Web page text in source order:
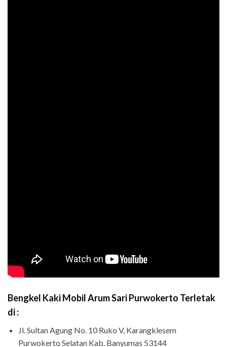
Bengkel Kaki Mobil Arum Sari Purwokerto Terletak
di :
Jl. Sultan Agung No. 10 Ruko V, Karangklesem
Purwokerto Selatan Kab. Banyumas 53144